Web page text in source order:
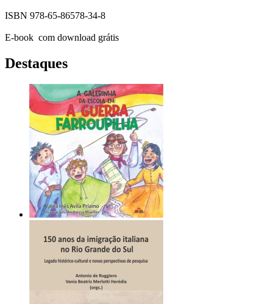
ISBN 978-65-86578-34-8
E-book com download grátis
Destaques